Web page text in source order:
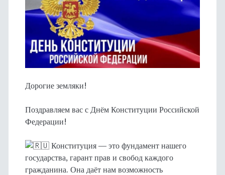
Дорогие земляки!
Поздравляем вас с Днём Конституции Российской
Федерации!
Конституция — это фундамент нашего
государства, гарант прав и свобод каждого
гражданина. Она даёт нам возможность